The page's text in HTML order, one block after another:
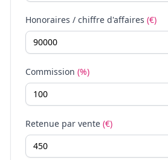
Honoraires / chiffre d'affaires (€)
Commission (%)
Retenue par vente (€)